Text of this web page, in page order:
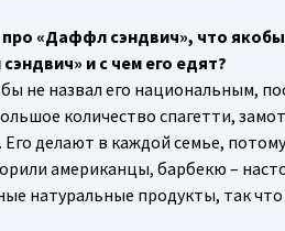
«Даффл сэндвич», что
и с чем его едят?
не назвал его национальным,
количество спагетти,
делают в каждой семье,
американцы, барбекю –
натуральные продукты, так что